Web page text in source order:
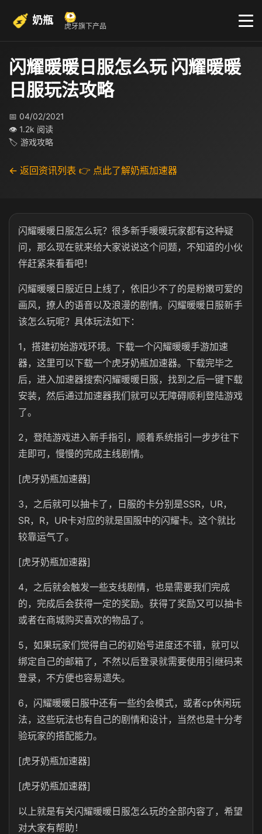
奶瓶 虎牙旗下产品
闪耀暖暖日服怎么玩 闪耀暖暖
日服玩法攻略
📅 04/02/2021
👁 1.2k 阅读
🏷 游戏攻略
← 返回资讯列表 👉 点此了解奶瓶加速器
闪耀暖暖日服怎么玩？很多新手暖暖玩家都有这种疑
问，那么现在就来给大家说说这个问题，不知道的小伙
伴赶紧来看看吧！
闪耀暖暖日服近日上线了，依旧少不了的是粉嫩可爱的
画风，撩人的语音以及浪漫的剧情。闪耀暖暖日服新手
该怎么玩呢？具体玩法如下：
1，搭建初始游戏环境。下载一个闪耀暖暖手游加速
器，这里可以下载一个虎牙奶瓶加速器。下载完毕之
后，进入加速器搜索闪耀暖暖日服，找到之后一键下载
安装，然后通过加速器我们就可以无障碍顺利登陆游戏
了。
2，登陆游戏进入新手指引，顺着系统指引一步步往下
走即可，慢慢的完成主线剧情。
[虎牙奶瓶加速器]
3，之后就可以抽卡了，日服的卡分别是SSR，UR，
SR，R，UR卡对应的就是国服中的闪耀卡。这个就比
较靠运气了。
[虎牙奶瓶加速器]
4，之后就会触发一些支线剧情，也是需要我们完成
的，完成后会获得一定的奖励。获得了奖励又可以抽卡
或者在商城购买喜欢的物品了。
5，如果玩家们觉得自己的初始号进度还不错，就可以
绑定自己的邮箱了，不然以后登录就需要使用引继码来
登录，不方便也容易遗失。
6，闪耀暖暖日服中还有一些约会模式，或者cp休闲玩
法，这些玩法也有自己的剧情和设计，当然也是十分考
验玩家的搭配能力。
[虎牙奶瓶加速器]
[虎牙奶瓶加速器]
以上就是有关闪耀暖暖日服怎么玩的全部内容了，希望
对大家有帮助！